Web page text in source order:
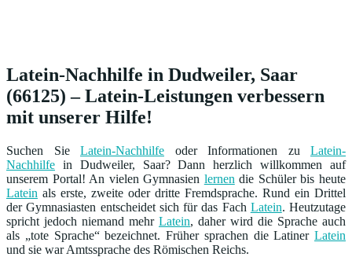
Latein-Nachhilfe in Dudweiler, Saar
(66125) – Latein-Leistungen verbessern
mit unserer Hilfe!
Suchen Sie Latein-Nachhilfe oder Informationen zu Latein-
Nachhilfe in Dudweiler, Saar? Dann herzlich willkommen auf
unserem Portal! An vielen Gymnasien lernen die Schüler bis heute
Latein als erste, zweite oder dritte Fremdsprache. Rund ein Drittel
der Gymnasiasten entscheidet sich für das Fach Latein. Heutzutage
spricht jedoch niemand mehr Latein, daher wird die Sprache auch
als „tote Sprache“ bezeichnet. Früher sprachen die Latiner Latein
und sie war Amtssprache des Römischen Reichs.